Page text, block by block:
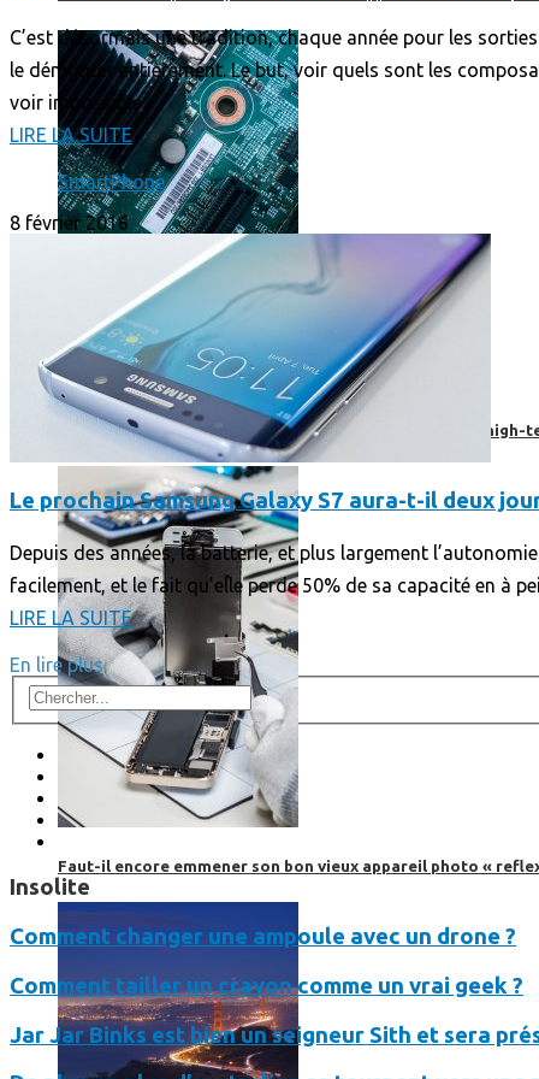
Prendre une extension de garantie pour vos appareils high-
Faut-il encore emmener son bon vieux appareil photo «
C’est désormais une tradition, chaque année pour les
le démonter entièrement. Le but, voir quels sont les
voir impossible
LIRE LA SUITE
SmartPhone
8 février 2016
Le prochain Samsung Galaxy S7 aura-t-il deux
Depuis des années, la batterie, et plus largement
facilement, et le fait qu’elle perde 50% de sa capacité en à
LIRE LA SUITE
En lire plus
Insolite
Comment changer une ampoule avec un drone ?
Comment tailler un crayon comme un vrai geek ?
Jar Jar Binks est bien un seigneur Sith et sera